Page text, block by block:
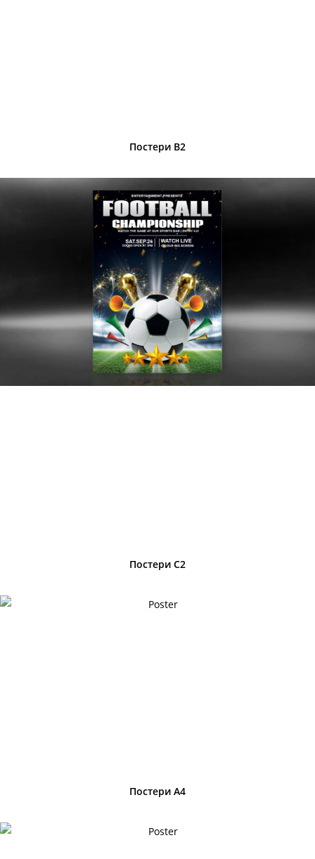
Постери B2
Постери C2
Постери A4